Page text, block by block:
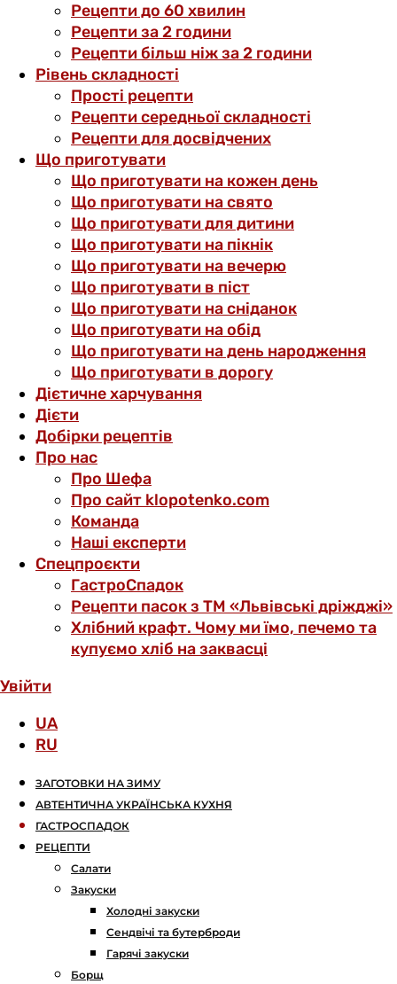
Рецепти до 60 хвилин
Рецепти за 2 години
Рецепти більш ніж за 2 години
Рівень складності
Прості рецепти
Рецепти середньої складності
Рецепти для досвідчених
Що приготувати
Що приготувати на кожен день
Що приготувати на свято
Що приготувати для дитини
Що приготувати на пікнік
Що приготувати на вечерю
Що приготувати в піст
Що приготувати на сніданок
Що приготувати на обід
Що приготувати на день народження
Що приготувати в дорогу
Дієтичне харчування
Дієти
Добірки рецептів
Про нас
Про Шефа
Про сайт klopotenko.com
Команда
Наші експерти
Спецпроєкти
ГастроСпадок
Рецепти пасок з ТМ «Львівські дріжджі»
Хлібний крафт. Чому ми їмо, печемо та
купуємо хліб на заквасці
Увійти
UA
RU
ЗАГОТОВКИ НА ЗИМУ
АВТЕНТИЧНА УКРАЇНСЬКА КУХНЯ
ГАСТРОСПАДОК
РЕЦЕПТИ
Салати
Закуски
Холодні закуски
Сендвічі та бутерброди
Гарячі закуски
Борщ